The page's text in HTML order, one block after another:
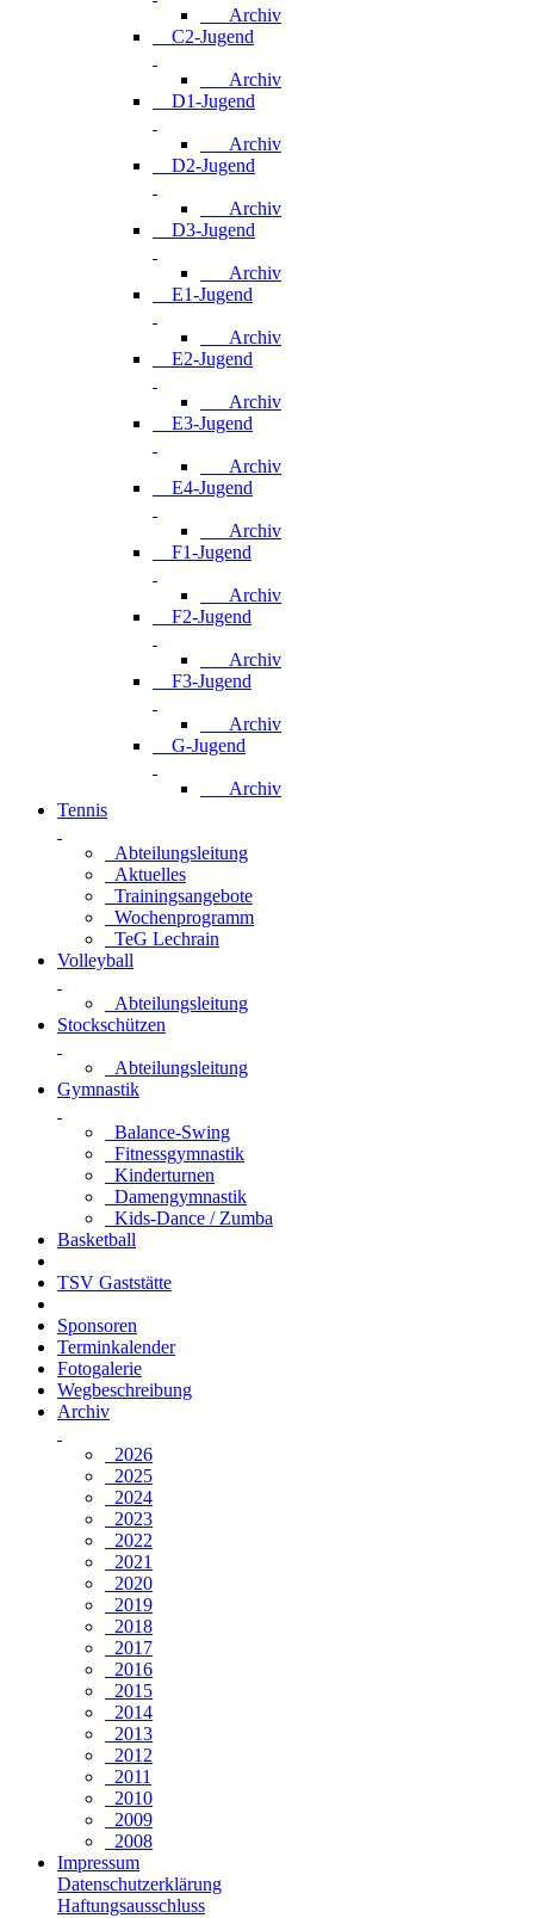
Archiv
C2-Jugend
Archiv
D1-Jugend
Archiv
D2-Jugend
Archiv
D3-Jugend
Archiv
E1-Jugend
Archiv
E2-Jugend
Archiv
E3-Jugend
Archiv
E4-Jugend
Archiv
F1-Jugend
Archiv
F2-Jugend
Archiv
F3-Jugend
Archiv
G-Jugend
Archiv
Tennis
Abteilungsleitung
Aktuelles
Trainingsangebote
Wochenprogramm
TeG Lechrain
Volleyball
Abteilungsleitung
Stockschützen
Abteilungsleitung
Gymnastik
Balance-Swing
Fitnessgymnastik
Kinderturnen
Damengymnastik
Kids-Dance / Zumba
Basketball
TSV Gaststätte
Sponsoren
Terminkalender
Fotogalerie
Wegbeschreibung
Archiv
2026
2025
2024
2023
2022
2021
2020
2019
2018
2017
2016
2015
2014
2013
2012
2011
2010
2009
2008
Impressum
Datenschutzerklärung
Haftungsausschluss